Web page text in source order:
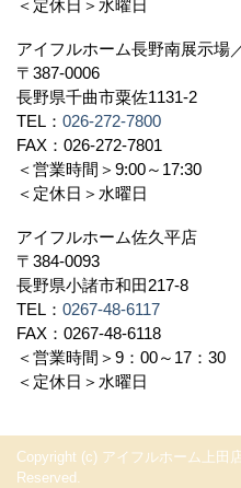
＜定休日＞水曜日
アイフルホーム長野南展示場
〒387-0006
長野県千曲市粟佐1131-2
TEL： 026-272-7800
FAX：026-272-7801
＜営業時間＞9:00～17:30
＜定休日＞水曜日
アイフルホーム佐久平店
〒384-0093
長野県小諸市和田217-8
TEL： 0267-48-6117
FAX：0267-48-6118
＜営業時間＞9：00～17：30
＜定休日＞水曜日
Copyright (c) アイフルホーム上田
Reserved.